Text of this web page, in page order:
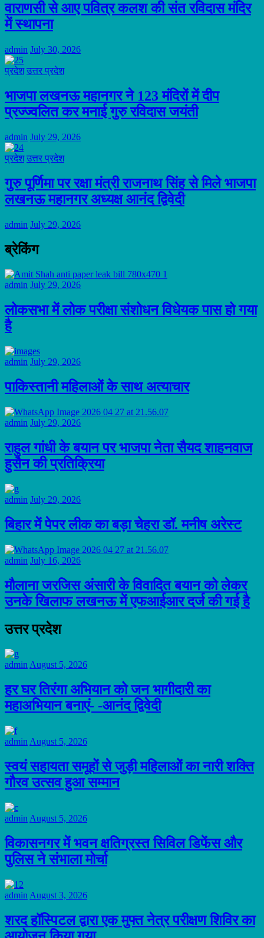
वाराणसी से आए पवित्र कलश की संत रविदास मंदिर
में स्थापना
admin July 30, 2026
प्रदेश उत्तर प्रदेश
भाजपा लखनऊ महानगर ने 123 मंदिरों में दीप
प्रज्ज्वलित कर मनाई गुरु रविदास जयंती
admin July 29, 2026
प्रदेश उत्तर प्रदेश
गुरु पूर्णिमा पर रक्षा मंत्री राजनाथ सिंह से मिले भाजपा
लखनऊ महानगर अध्यक्ष आनंद द्विवेदी
admin July 29, 2026
ब्रेकिंग
admin July 29, 2026
लोकसभा में लोक परीक्षा संशोधन विधेयक पास हो गया
है
admin July 29, 2026
पाकिस्तानी महिलाओं के साथ अत्याचार
admin July 29, 2026
राहुल गांधी के बयान पर भाजपा नेता सैयद शाहनवाज
हुसैन की प्रतिक्रिया
admin July 29, 2026
बिहार में पेपर लीक का बड़ा चेहरा डॉ. मनीष अरेस्ट
admin July 16, 2026
मौलाना जरजिस अंसारी के विवादित बयान को लेकर
उनके खिलाफ लखनऊ में एफआईआर दर्ज की गई है
उत्तर प्रदेश
adminAugust 5, 2026
हर घर तिरंगा अभियान को जन भागीदारी का
महाअभियान बनाएं- -आनंद द्विवेदी
admin August 5, 2026
स्वयं सहायता समूहों से जुड़ी महिलाओं का नारी शक्ति
गौरव उत्सव हुआ सम्मान
admin August 5, 2026
विकासनगर में भवन क्षतिग्रस्त सिविल डिफेंस और
पुलिस ने संभाला मोर्चा
admin August 3, 2026
शरद हॉस्पिटल द्वारा एक मुफ्त नेत्र परीक्षण शिविर का